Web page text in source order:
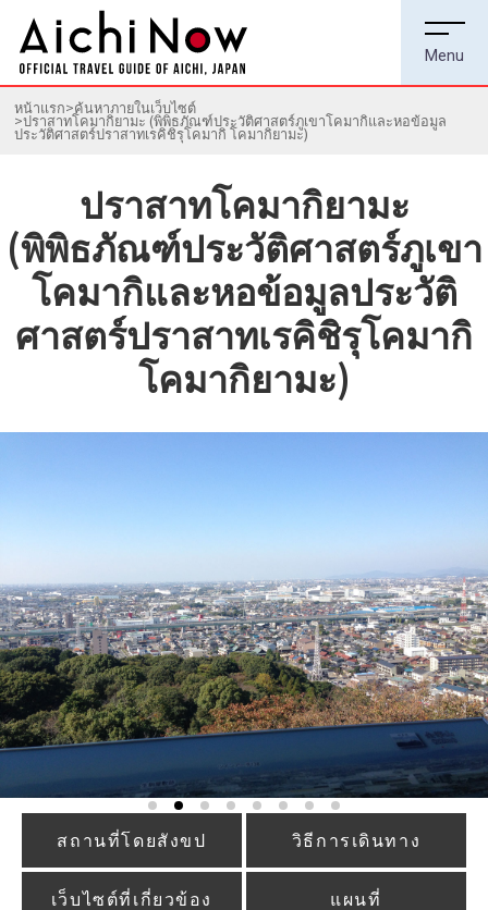
หน้าแรก ค้นหาภายในเว็บไซต์
ปราสาทโคมากิยามะ (พิพิธภัณฑ์ประวัติศาสตร์ภูเขาโคมากิและหอข้อมูล
ประวัติศาสตร์ปราสาทเรคิชิรุโคมากิ โคมากิยามะ)
ปราสาทโคมากิยามะ
(พิพิธภัณฑ์ประวัติศาสตร์ภูเขา
โคมากิและหอข้อมูลประวัติ
ศาสตร์ปราสาทเรคิชิรุโคมากิ
โคมากิยามะ)
สถานที่โดยสังขป วิธีการเดินทาง
เว็บไซต์ที่เกี่ยวข้อง แผนที่